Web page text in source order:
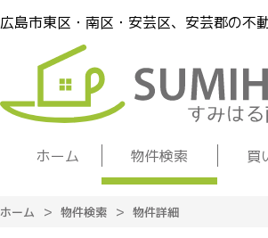
広島市東区・南区・安芸区、安芸郡の不
ホーム 物件検索 買
ホーム 物件検索 物件詳細